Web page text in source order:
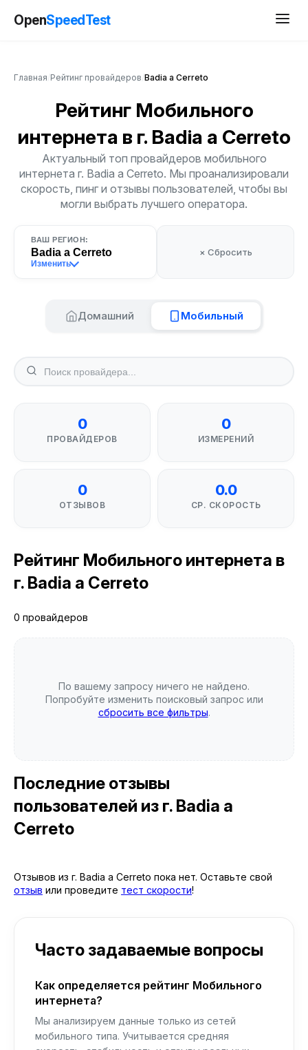
OpenSpeedTest
Главная Рейтинг провайдеров Badia a Cerreto
Рейтинг Мобильного
интернета в г. Badia a Cerreto
Актуальный топ провайдеров мобильного
интернета г. Badia a Cerreto. Мы проанализировали
скорость, пинг и отзывы пользователей, чтобы вы
могли выбрать лучшего оператора.
ВАШ РЕГИОН:
Badia a Cerreto
Изменить
× Сбросить
Домашний Мобильный
0
ПРОВАЙДЕРОВ
0
ИЗМЕРЕНИЙ
0
ОТЗЫВОВ
0.0
СР. СКОРОСТЬ
Рейтинг Мобильного интернета в
г. Badia a Cerreto
0 провайдеров
По вашему запросу ничего не найдено.
Попробуйте изменить поисковый запрос или
сбросить все фильтры.
Последние отзывы
пользователей из г. Badia a
Cerreto
Отзывов из г. Badia a Cerreto пока нет. Оставьте свой
отзыв или проведите тест скорости!
Часто задаваемые вопросы
Как определяется рейтинг Мобильного
интернета?
Мы анализируем данные только из сетей
мобильного типа. Учитывается средняя